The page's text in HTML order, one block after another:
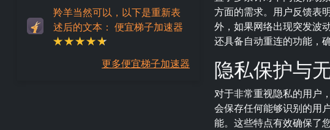
羚羊当然可以，以下是重新表
述后的文本： 便宜梯子加速器
更多便宜梯子加速器
方面的需求。用户反馈表
外，如果网络出现突发波
还具备自动重连的功能，
隐私保护与
对于非常重视隐私的用户，
会保存任何能够识别的用
能。这些特点有效确保了